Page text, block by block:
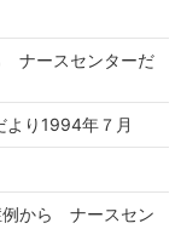
ナースセンターだ
り1994年７月
例から ナースセン